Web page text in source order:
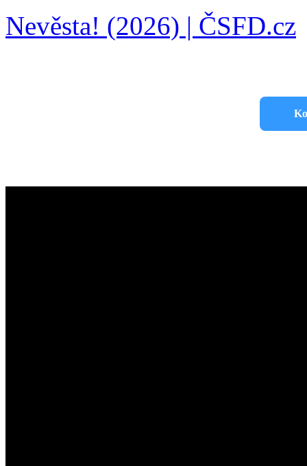
Nevěsta! (2026) | ČSFD.cz